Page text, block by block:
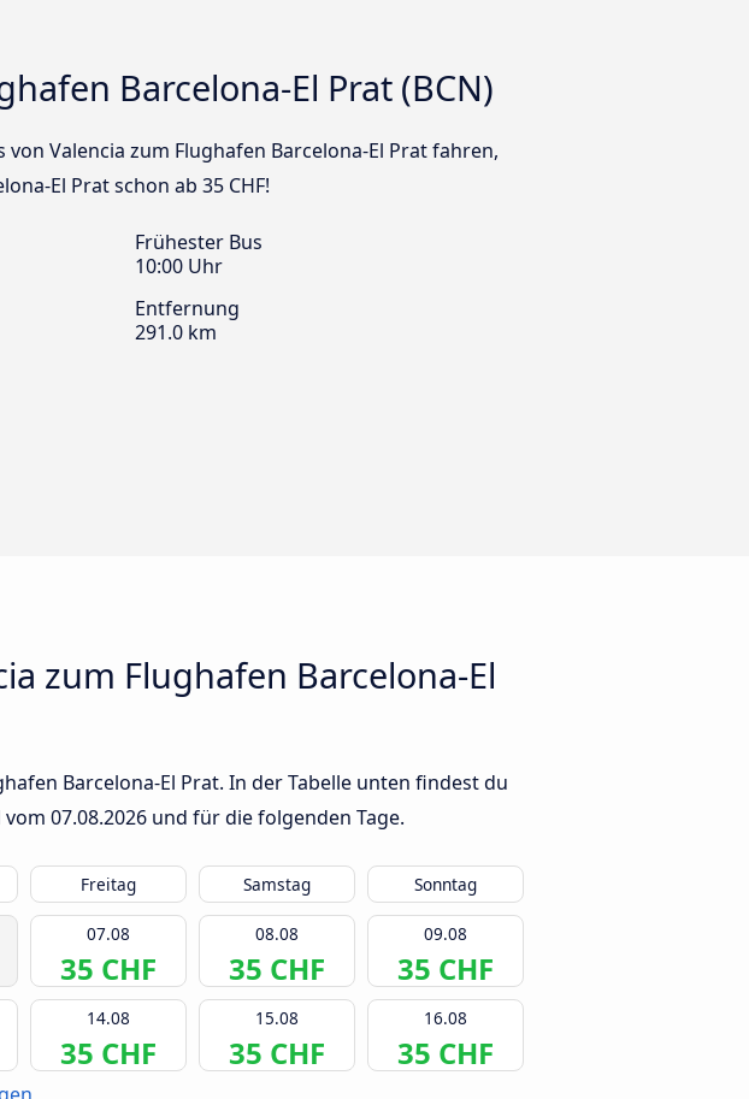
Barcelona-El Prat (BCN)
Valencia zum Flughafen Barcelona-El Prat fahren,
El Prat schon ab 35 CHF!
Frühester Bus
10:00 Uhr
Entfernung
291.0 km
zum Flughafen Barcelona-El
Barcelona-El Prat. In der Tabelle unten findest du
vom 07.08.2026 und für die folgenden Tage.
Freitag Samstag Sonntag
07.08
35 CHF
08.08
35 CHF
09.08
35 CHF
14.08
35 CHF
15.08
35 CHF
16.08
35 CHF